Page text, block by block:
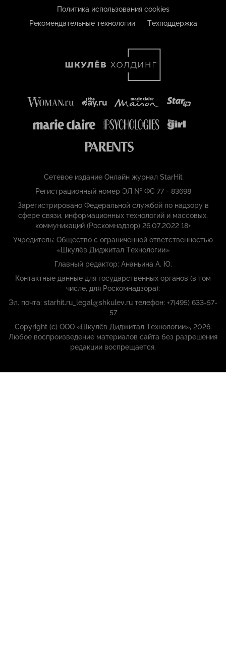
Политика использования cookies
Рекомендательные технологии
Техподдержка
Сетевое издание Онлайн журнал StarHit
Регистрационный номер ЭЛ № ФС 77 - 83698
Зарегистрировано Федеральной службой по надзору в
сфере связи, информационных технологий и массовых,
коммуникаций (Роскомнадзор) 26.07.2022 18+
Учредитель: Общество с ограниченной ответственностью
«Шкулёв Диджитал Технологии»
Главный редактор: Ананьина А. Ю.
Контактные данные для государственных органов (в том
числе, для Роскомнадзора):
Эл. почта: starhit.ru_legal@shkulev.ru телефон: +7(495) 633-57-
57
Copyright (с) ООО «Шкулёв Диджитал Технологии», 2026.
Любое воспроизведение материалов сайта без разрешения
редакции воспрещается.